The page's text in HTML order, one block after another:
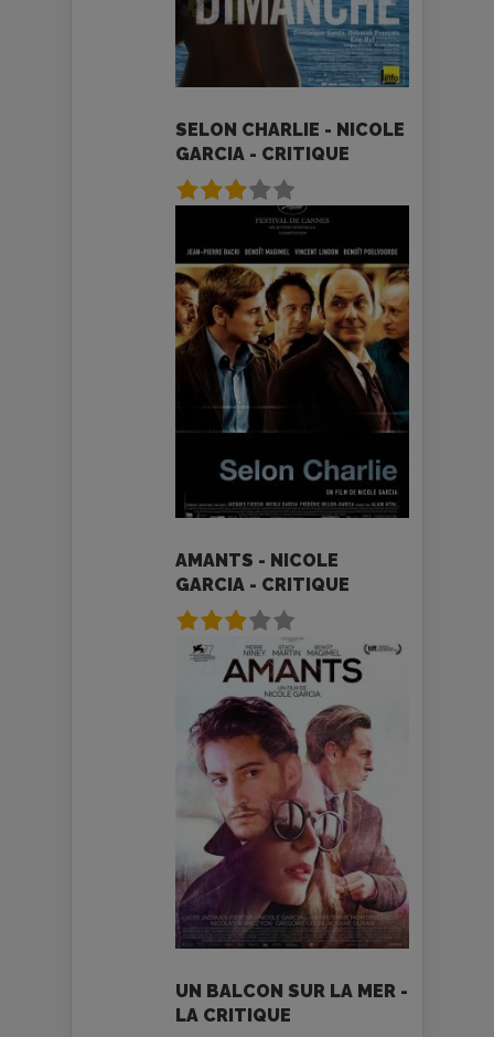
SELON CHARLIE - NICOLE
GARCIA - CRITIQUE
AMANTS - NICOLE
GARCIA - CRITIQUE
UN BALCON SUR LA MER -
LA CRITIQUE